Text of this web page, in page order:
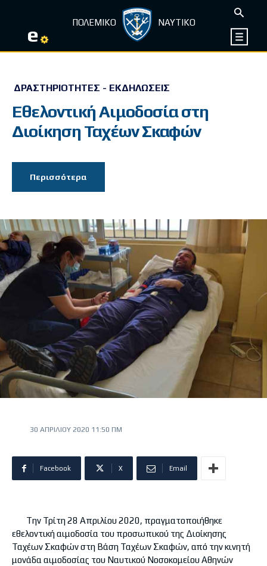
e ΠΟΛΕΜΙΚΟ ΝΑΥΤΙΚΟ
ΔΡΑΣΤΗΡΙΌΤΗΤΕΣ - ΕΚΔΗΛΏΣΕΙΣ
Εθελοντική Αιμοδοσία στη
Διοίκηση Ταχέων Σκαφών
Περισσότερα
30 ΑΠΡΙΛΊΟΥ 2020 11:50 ΠΜ
Facebook X Email
Tην Τρίτη 28 Απριλίου 2020, πραγματοποιήθηκε
εθελοντική αιμοδοσία του προσωπικού της Διοίκησης
Ταχέων Σκαφών στη Βάση Ταχέων Σκαφών, από την κινητή
μονάδα αιμοδοσίας του Ναυτικού Νοσοκομείου Αθηνών